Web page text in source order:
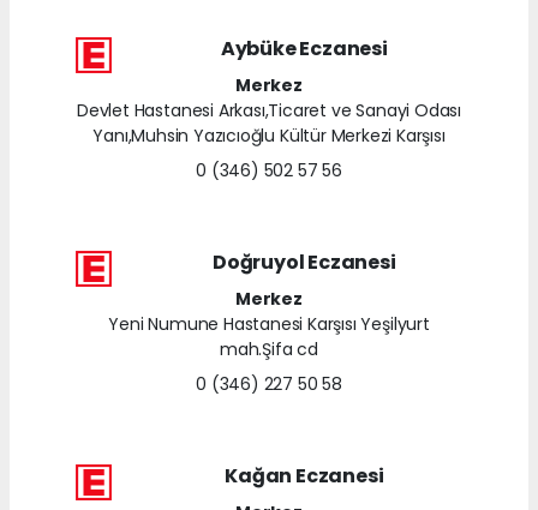
Aybüke Eczanesi
Merkez
Devlet Hastanesi Arkası,Ticaret ve Sanayi Odası
Yanı,Muhsin Yazıcıoğlu Kültür Merkezi Karşısı
0 (346) 502 57 56
Doğruyol Eczanesi
Merkez
Yeni Numune Hastanesi Karşısı Yeşilyurt
mah.Şifa cd
0 (346) 227 50 58
Kağan Eczanesi